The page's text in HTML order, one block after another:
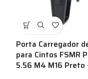
Porta Carregador
para Cintos FSMR
5.56 M4 M16 Preto